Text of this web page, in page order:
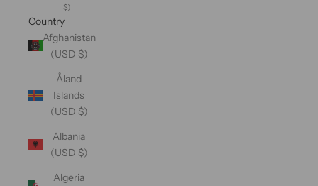
$)
Country
Afghanistan
(USD $)
Åland
Islands
(USD $)
Albania
(USD $)
Algeria